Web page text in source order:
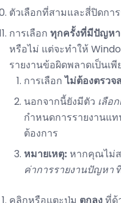
ตัวเลือกที่สามและสี่ปิดกา
การเลือก ทุกครั้งที่มีปัญห
หรือไม่ แต่จะทำให้
รายงานข้อผิดพลาดเป็นเ
การเลือกไม่ต้องตรว
นอกจากนี้ยังมีตัว เลือ
กำหนดการรายงานแ
ต้องการ
หมายเหตุ: หากคุณไม่ส
ค่าการรายงานปัญหา